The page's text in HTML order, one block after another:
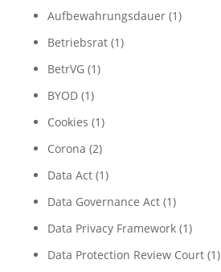
Aufbewahrungsdauer(1)
Betriebsrat(1)
BetrVG(1)
BYOD(1)
Cookies (1)
Corona (2)
Data Act(1)
Data Governance Act(1)
Data Privacy Framework(1)
Data Protection Review Court(1)